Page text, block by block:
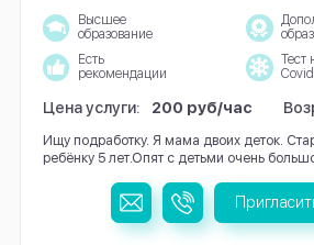
Высшее
образование
Есть
рекомендации
Тест
Цена услуги: 200 руб/час
Ищу подработку. Я мама двоих деток.
ребёнку 5 лет.Опят с детьми очень